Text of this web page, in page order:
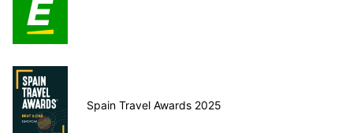
Spain Travel Awards 2025